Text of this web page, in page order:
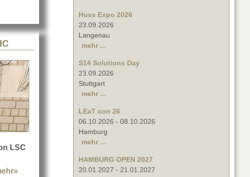
LSC
about LMP liefert LSC Dimmer an MB-MUSIC
Huss Expo 2026
23.09.2026
Langenau
mehr ...
S14 Solutions Day
23.09.2026
Stuttgart
mehr ...
LEaT con 26
06.10.2026 - 08.10.2026
Hamburg
mehr ...
HAMBURG OPEN 2027
20.01.2027 - 21.01.2027